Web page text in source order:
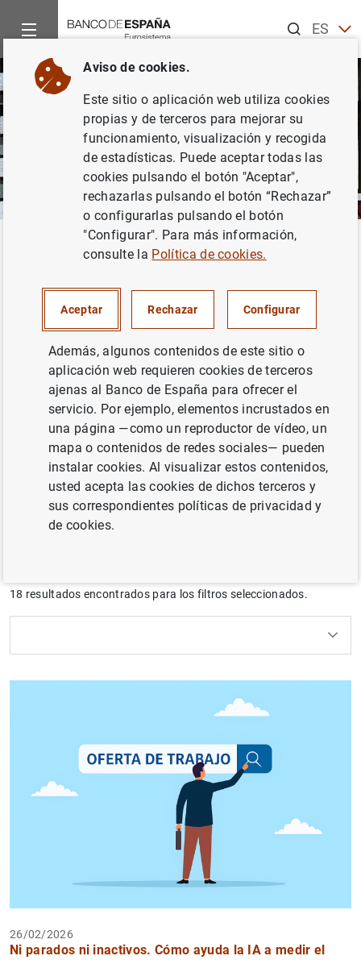
ESEN
Noticias y eventos El Blog del Banco de España
investigación
La investigación económica del Banco de España
fundamenta nuestro análisis y nuestras decisiones y
recomendaciones de política económica. Los trabajos
suelen ser técnicamente complejos. Los vídeo-
resúmenes de la serie, presentados por los autores,
pretenden acercar estas investigaciones al público del
Blog.
¿Qué buscas?
Tema
Uso del calendario: utiliza los cursores para
Desde
Uso del calendario: utiliza los cursores para
Hasta
18 resultados encontrados para los filtros seleccionados.
26/02/2026
Ni parados ni inactivos. Cómo ayuda la IA a medir el
Aviso de cookies.
Este sitio o aplicación web utiliza cookies
propias y de terceros para mejorar su
funcionamiento, visualización y recogida
de estadísticas. Puede aceptar todas las
cookies pulsando el botón "Aceptar",
rechazarlas pulsando el botón “Rechazar”
o configurarlas pulsando el botón
"Configurar". Para más información,
consulte la Política de cookies.
Aceptar Rechazar Configurar
Además, algunos contenidos de este sitio o
aplicación web requieren cookies de terceros
ajenas al Banco de España para ofrecer el
servicio. Por ejemplo, elementos incrustados en
una página —como un reproductor de vídeo, un
mapa o contenidos de redes sociales— pueden
instalar cookies. Al visualizar estos contenidos,
usted acepta las cookies de dichos terceros y
sus correspondientes políticas de privacidad y
de cookies.